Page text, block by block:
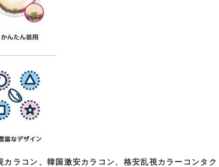
ラコン、韓国激安カラコン、格安乱視カラーコンタ